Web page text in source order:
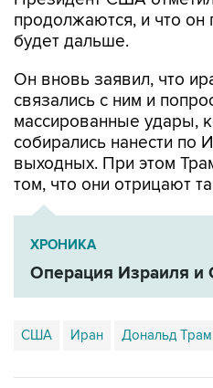
Он вновь заявил, что
массированные удары,
собирались нанести по
выходных. При этом
том, что они отрицают
ХРОНИКА
Операция Израиля и
США Иран Дональд